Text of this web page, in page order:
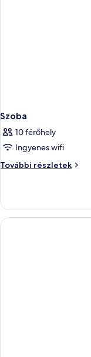
Szoba
10 férőhely
Ingyenes wifi
További részletek
Szoba